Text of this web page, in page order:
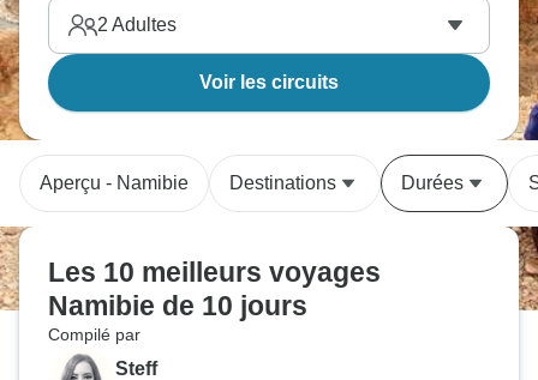
2 Adultes
Voir les circuits
Aperçu - Namibie Destinations Durées
Les 10 meilleurs voyages
Namibie de 10 jours
Compilé par
Steff